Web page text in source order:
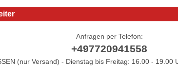
Anfragen per Telefon:
+497720941558
(nur Versand) - Dienstag bis Freitag: 16.00 - 19.00